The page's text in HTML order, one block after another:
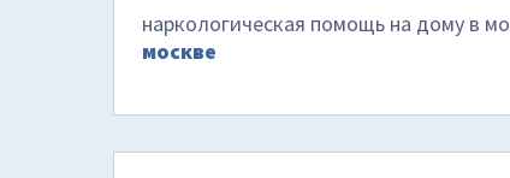
наркологическая помощь на дому в
москве